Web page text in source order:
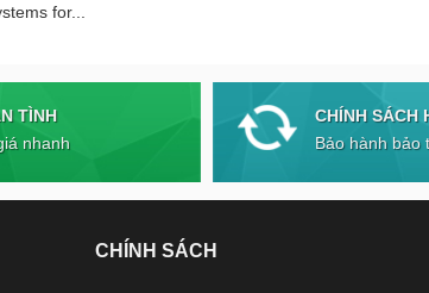
for...
TÌNH
nhanh
CHÍNH SÁCH
Bảo hành bảo
CHÍNH SÁCH